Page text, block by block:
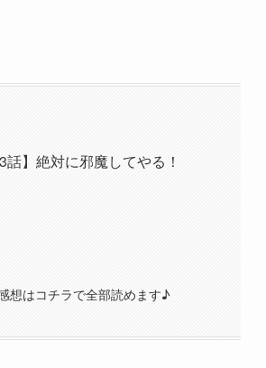
】絶対に邪魔してやる！
想はコチラで全部読めます♪